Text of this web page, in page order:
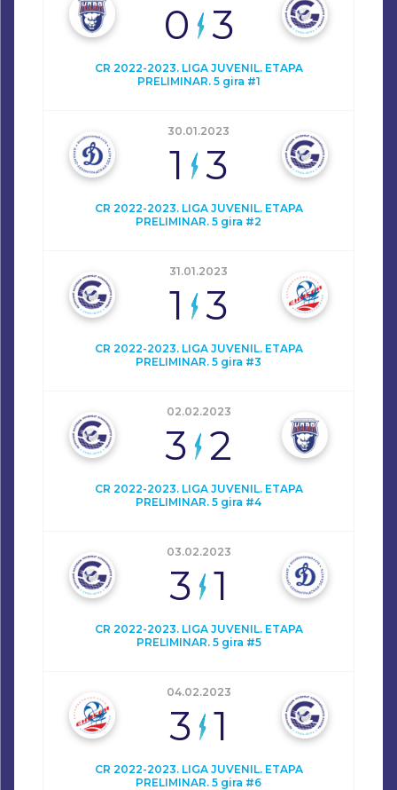
0 3
CR 2022-2023. LIGA JUVENIL. ETAPA
PRELIMINAR. 5 gira #1
30.01.2023
1 3
CR 2022-2023. LIGA JUVENIL. ETAPA
PRELIMINAR. 5 gira #2
31.01.2023
1 3
CR 2022-2023. LIGA JUVENIL. ETAPA
PRELIMINAR. 5 gira #3
02.02.2023
3 2
CR 2022-2023. LIGA JUVENIL. ETAPA
PRELIMINAR. 5 gira #4
03.02.2023
3 1
CR 2022-2023. LIGA JUVENIL. ETAPA
PRELIMINAR. 5 gira #5
04.02.2023
3 1
CR 2022-2023. LIGA JUVENIL. ETAPA
PRELIMINAR. 5 gira #6